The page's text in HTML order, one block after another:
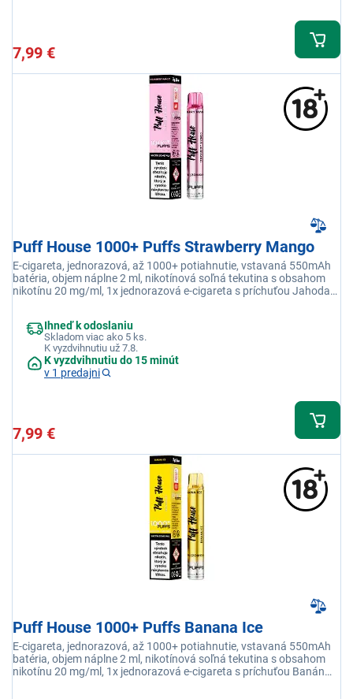
7,99 €
Puff House 1000+ Puffs Strawberry Mango
E-cigareta, jednorazová, až 1000+ potiahnutie, vstavaná 550mAh
batéria, objem náplne 2 ml, nikotínová soľná tekutina s obsahom
nikotínu 20 mg/ml, 1x jednorazová e-cigareta s príchuťou Jahoda
Ihneď k odoslaniu
Skladom viac ako 5 ks.
K vyzdvihnutiu už 7.8.
K vyzdvihnutiu do 15 minút
v 1 predajni
7,99 €
Puff House 1000+ Puffs Banana Ice
E-cigareta, jednorazová, až 1000+ potiahnutie, vstavaná 550mAh
batéria, objem náplne 2 ml, nikotínová soľná tekutina s obsahom
nikotínu 20 mg/ml, 1x jednorazová e-cigareta s príchuťou Banán